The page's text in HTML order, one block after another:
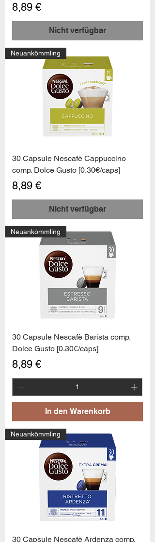
Preis
8,89 €
Nicht verfügbar
Neuankömmling
30 Capsule Nescafè Cappuccino
comp. Dolce Gusto [0.30€/caps]
Preis
8,89 €
Nicht verfügbar
Neuankömmling
30 Capsule Nescafè Barista comp.
Dolce Gusto [0.30€/caps]
Preis
8,89 €
In den Warenkorb
Neuankömmling
30 Capsule Nescafè Ardenza comp.